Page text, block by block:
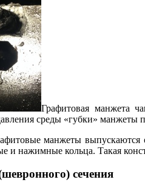
Графитовая манжета
среды «губки»
манжеты
и нажимные кольца. Такая
сечения